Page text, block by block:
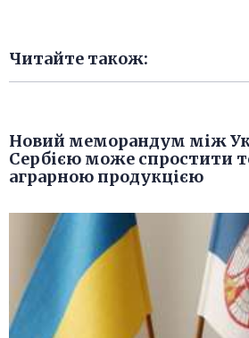
Читайте також:
Новий меморандум між
Сербією може спростити
аграрною продукцією